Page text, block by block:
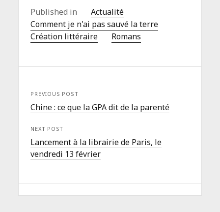
Published in
Actualité
Comment je n'ai pas sauvé la terre
Création littéraire
Romans
PREVIOUS POST
Chine : ce que la GPA dit de la parenté
NEXT POST
Lancement à la librairie de Paris, le
vendredi 13 février